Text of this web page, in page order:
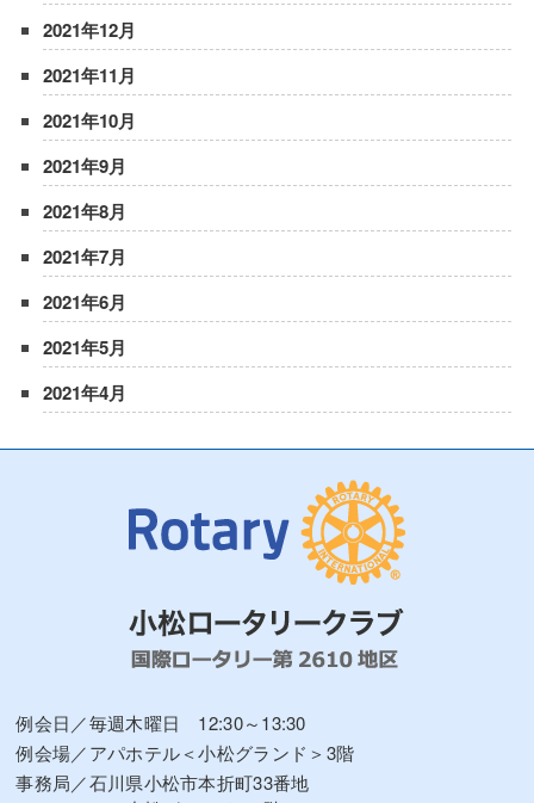
2021年12月
2021年11月
2021年10月
2021年9月
2021年8月
2021年7月
2021年6月
2021年5月
2021年4月
例会日／毎週木曜日 12:30～13:30
例会場／アパホテル＜小松グランド＞3階
事務局／石川県小松市本折町33番地